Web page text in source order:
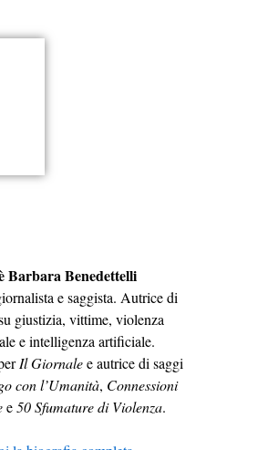
Barbara Benedettelli
e saggista. Autrice di
giustizia, vittime, violenza
e intelligenza artificiale.
Il Giornalee autrice di saggi
con l’Umanità, Connessioni
e50 Sfumature di Violenza.